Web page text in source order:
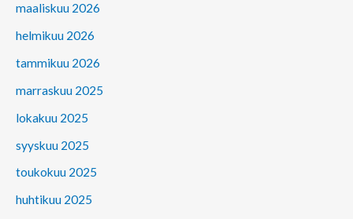
maaliskuu 2026
helmikuu 2026
tammikuu 2026
marraskuu 2025
lokakuu 2025
syyskuu 2025
toukokuu 2025
huhtikuu 2025